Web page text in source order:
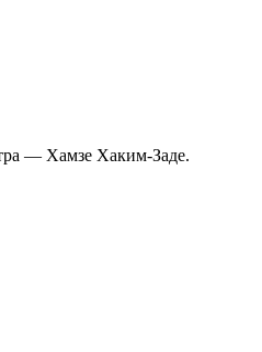
— Хамзе Хаким-Заде.